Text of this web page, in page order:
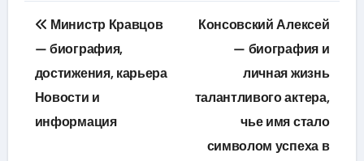
Навигация
по
записям
Министр Кравцов
— биография,
достижения, карьера
Новости и
информация
Консовский Алексей
— биография и
личная жизнь
талантливого актера,
чье имя стало
символом успеха в